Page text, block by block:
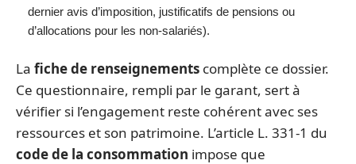
dernier avis d’imposition, justificatifs de pensions ou
d’allocations pour les non-salariés).
La fiche de renseignements complète ce dossier.
Ce questionnaire, rempli par le garant, sert à
vérifier si l’engagement reste cohérent avec ses
ressources et son patrimoine. L’article L. 331-1 du
code de la consommation impose que